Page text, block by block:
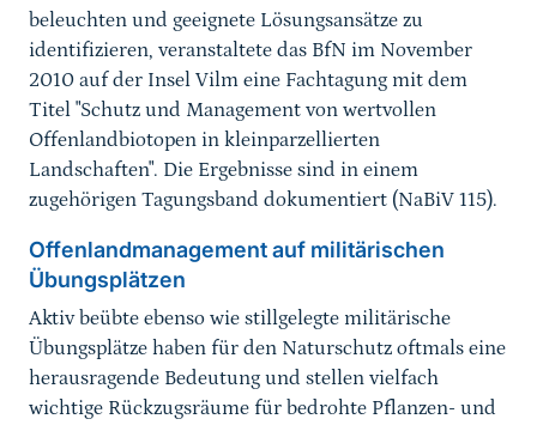
beleuchten und geeignete Lösungsansätze zu
identifizieren, veranstaltete das BfN im November
2010 auf der Insel Vilm eine Fachtagung mit dem
Titel "Schutz und Management von wertvollen
Offenlandbiotopen in kleinparzellierten
Landschaften". Die Ergebnisse sind in einem
zugehörigen Tagungsband dokumentiert (NaBiV 115).
Offenlandmanagement auf militärischen
Übungsplätzen
Aktiv beübte ebenso wie stillgelegte militärische
Übungsplätze haben für den Naturschutz oftmals eine
herausragende Bedeutung und stellen vielfach
wichtige Rückzugsräume für bedrohte Pflanzen- und